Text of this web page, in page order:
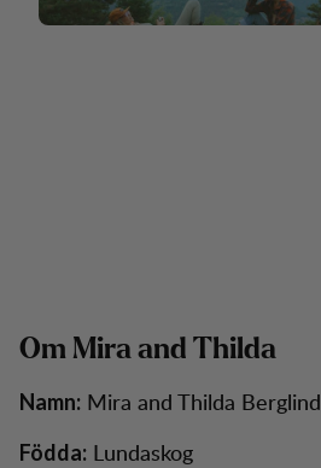
Om Mira and Thilda
Namn: Mira and Thilda Berglind
Födda: Lundaskog